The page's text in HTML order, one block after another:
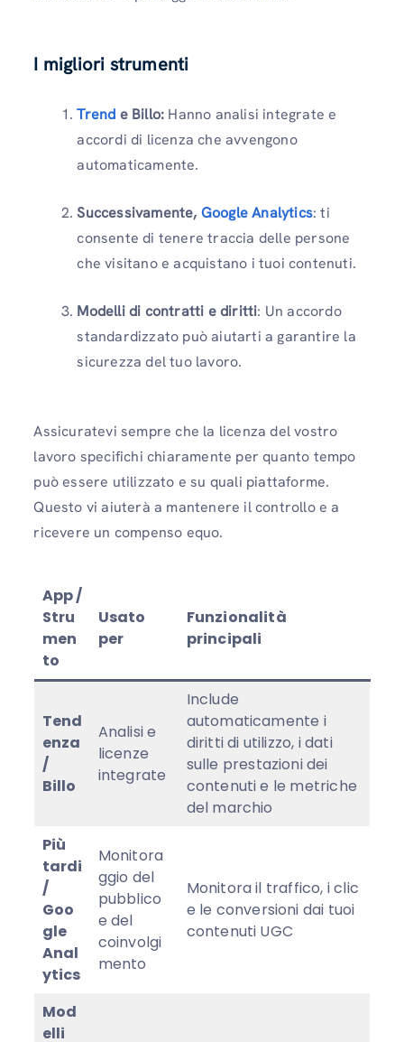
I migliori strumenti
Trend e Billo: Hanno analisi integrate e
accordi di licenza che avvengono
automaticamente.
Successivamente, Google Analytics: ti
consente di tenere traccia delle persone
che visitano e acquistano i tuoi contenuti.
Modelli di contratti e diritti: Un accordo
standardizzato può aiutarti a garantire la
sicurezza del tuo lavoro.
Assicuratevi sempre che la licenza del vostro
lavoro specifichi chiaramente per quanto tempo
può essere utilizzato e su quali piattaforme.
Questo vi aiuterà a mantenere il controllo e a
ricevere un compenso equo.
App /
Stru
men
to
Usato
per
Funzionalità
principali
Tend
enza
/
Billo
Analisi e
licenze
integrate
Include
automaticamente i
diritti di utilizzo, i dati
sulle prestazioni dei
contenuti e le metriche
del marchio
Più
tardi
/
Goo
gle
Anal
ytics
Monitora
ggio del
pubblico
e del
coinvolgi
mento
Monitora il traffico, i clic
e le conversioni dai tuoi
contenuti UGC
Mod
elli